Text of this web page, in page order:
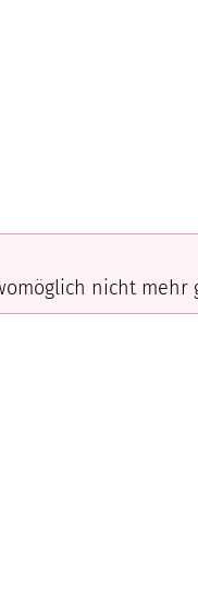
nicht mehr